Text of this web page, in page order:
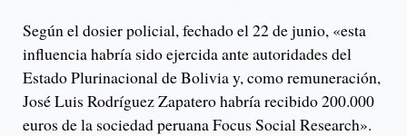
Según el dosier policial, fechado el 22 de junio, «esta
influencia habría sido ejercida ante autoridades del
Estado Plurinacional de Bolivia y, como remuneración,
José Luis Rodríguez Zapatero habría recibido 200.000
euros de la sociedad peruana Focus Social Research».